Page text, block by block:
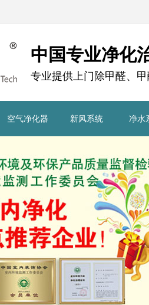
空气净化器 新风系统 净水
中国专业净化
专业提供上门除甲醛、甲